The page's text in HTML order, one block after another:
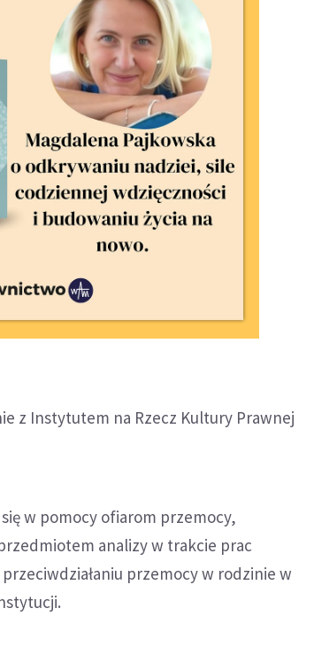
z Instytutem na Rzecz Kultury Prawnej
w pomocy ofiarom przemocy,
analizy w trakcie prac
przemocy w rodzinie w